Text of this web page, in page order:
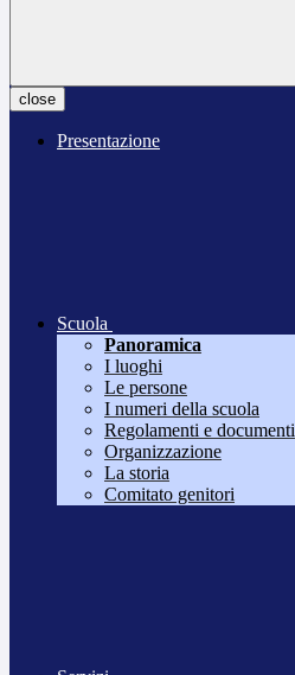
close
Presentazione
Scuola
Panoramica
I luoghi
Le persone
I numeri della scuola
Regolamenti e documenti
Organizzazione
La storia
Comitato genitori